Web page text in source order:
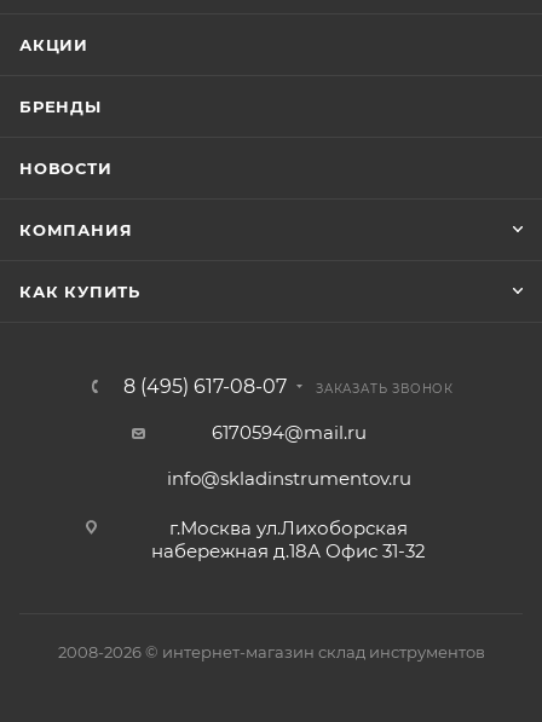
АКЦИИ
БРЕНДЫ
НОВОСТИ
КОМПАНИЯ
КАК КУПИТЬ
8 (495) 617-08-07 ЗАКАЗАТЬ ЗВОНОК
6170594@mail.ru
info@skladinstrumentov.ru
г.Москва ул.Лихоборская
набережная д.18А Офис 31-32
2008-2026 © интернет-магазин склад инструментов